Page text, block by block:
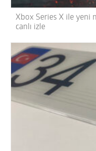
Xbox Series X ile yeni
canlı izle